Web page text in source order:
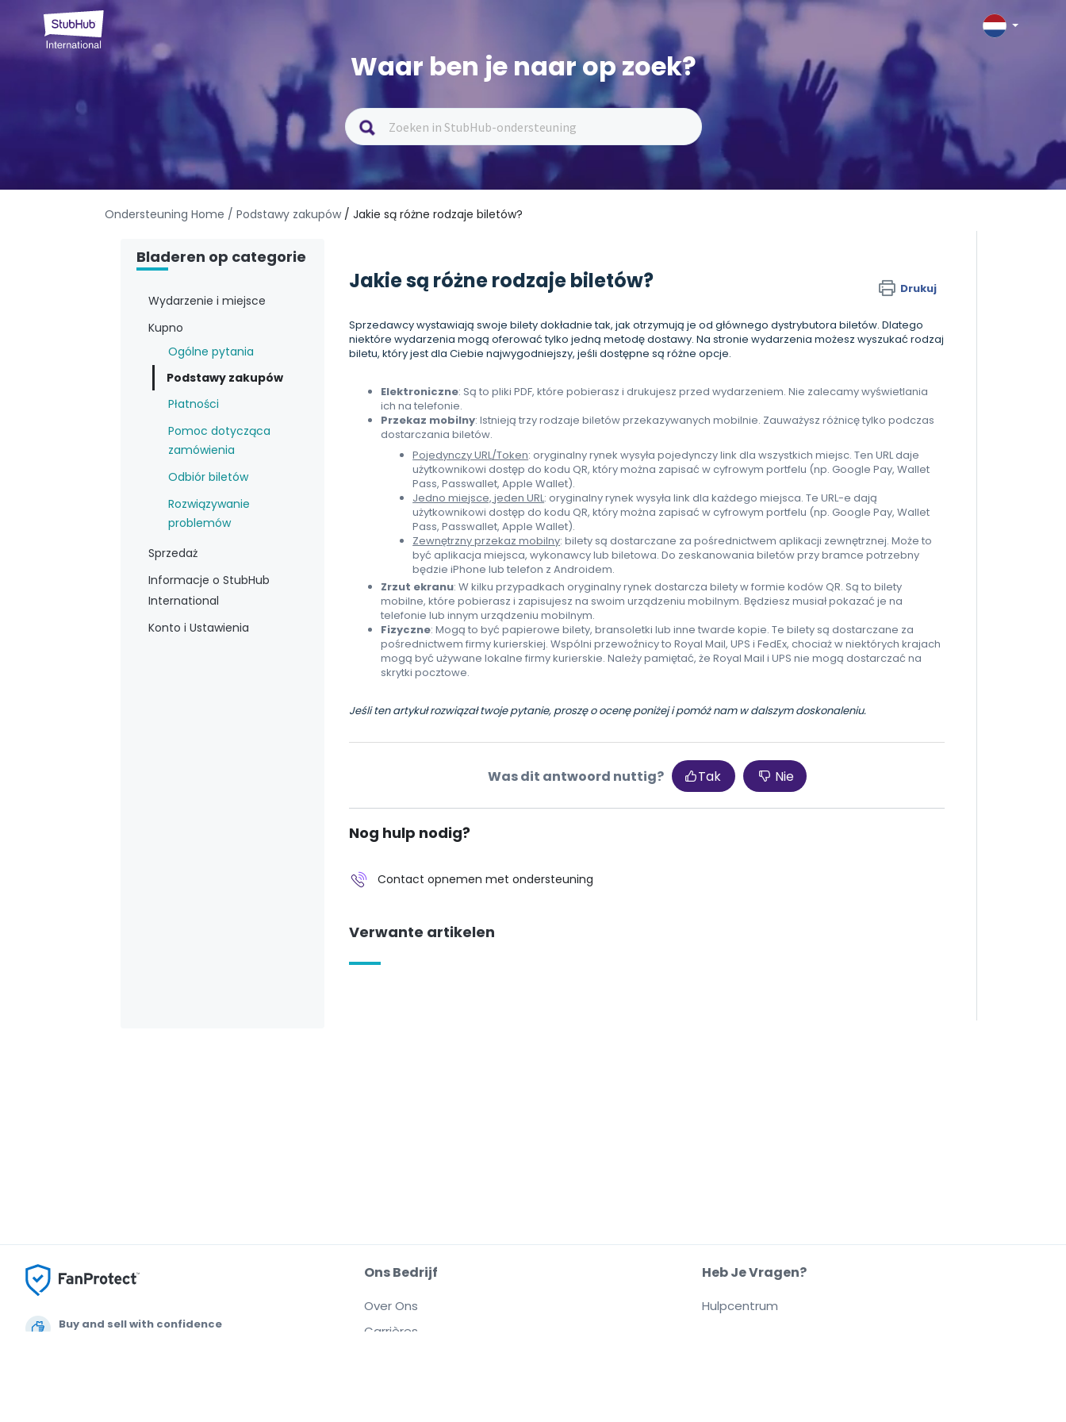
Waar ben je naar op zoek?
Ondersteuning Home / Podstawy zakupów / Jakie są różne rodzaje biletów?
Bladeren op categorie
Wydarzenie i miejsce
Kupno
Ogólne pytania
Podstawy zakupów
Płatności
Pomoc dotycząca
zamówienia
Odbiór biletów
Rozwiązywanie
problemów
Sprzedaż
Informacje o StubHub
International
Konto i Ustawienia
Jakie są różne rodzaje biletów? Drukuj
Sprzedawcy wystawiają swoje bilety dokładnie tak, jak otrzymują je od głównego dystrybutora biletów. Dlatego
niektóre wydarzenia mogą oferować tylko jedną metodę dostawy. Na stronie wydarzenia możesz wyszukać rodzaj
biletu, który jest dla Ciebie najwygodniejszy, jeśli dostępne są różne opcje.
Elektroniczne: Są to pliki PDF, które pobierasz i drukujesz przed wydarzeniem. Nie zalecamy wyświetlania
ich na telefonie.
Przekaz mobilny: Istnieją trzy rodzaje biletów przekazywanych mobilnie. Zauważysz różnicę tylko podczas
dostarczania biletów.
Pojedynczy URL/Token: oryginalny rynek wysyła pojedynczy link dla wszystkich miejsc. Ten URL daje
użytkownikowi dostęp do kodu QR, który można zapisać w cyfrowym portfelu (np. Google Pay, Wallet
Pass, Passwallet, Apple Wallet).
Jedno miejsce, jeden URL: oryginalny rynek wysyła link dla każdego miejsca. Te URL-e dają
użytkownikowi dostęp do kodu QR, który można zapisać w cyfrowym portfelu (np. Google Pay, Wallet
Pass, Passwallet, Apple Wallet).
Zewnętrzny przekaz mobilny: bilety są dostarczane za pośrednictwem aplikacji zewnętrznej. Może to
być aplikacja miejsca, wykonawcy lub biletowa. Do zeskanowania biletów przy bramce potrzebny
będzie iPhone lub telefon z Androidem.
Zrzut ekranu: W kilku przypadkach oryginalny rynek dostarcza bilety w formie kodów QR. Są to bilety
mobilne, które pobierasz i zapisujesz na swoim urządzeniu mobilnym. Będziesz musiał pokazać je na
telefonie lub innym urządzeniu mobilnym.
Fizyczne: Mogą to być papierowe bilety, bransoletki lub inne twarde kopie. Te bilety są dostarczane za
pośrednictwem firmy kurierskiej. Wspólni przewoźnicy to Royal Mail, UPS i FedEx, chociaż w niektórych krajach
mogą być używane lokalne firmy kurierskie. Należy pamiętać, że Royal Mail i UPS nie mogą dostarczać na
skrytki pocztowe.
Jeśli ten artykuł rozwiązał twoje pytanie, proszę o ocenę poniżej i pomóż nam w dalszym doskonaleniu.
Was dit antwoord nuttig? Tak Nie
Nog hulp nodig?
Contact opnemen met ondersteuning
Verwante artikelen
Buy and sell with confidence
Ons Bedrijf
Over Ons
Carrières
Heb Je Vragen?
Hulpcentrum